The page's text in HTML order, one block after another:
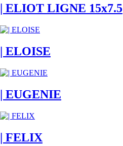
| ELIOT LIGNE 15x7.5
| ELOISE
| EUGENIE
| FELIX